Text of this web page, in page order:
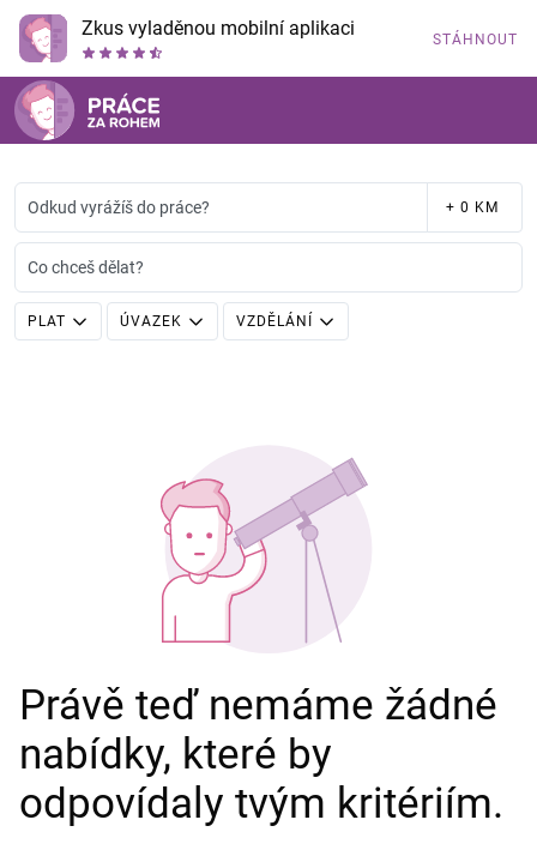
Zkus vyladěnou mobilní aplikaci STÁHNOUT
Odkud vyrážíš do práce? + 0 KM
Co chceš dělat?
PLAT ÚVAZEK VZDĚLÁNÍ
Právě teď nemáme žádné
nabídky, které by
odpovídaly tvým kritériím.